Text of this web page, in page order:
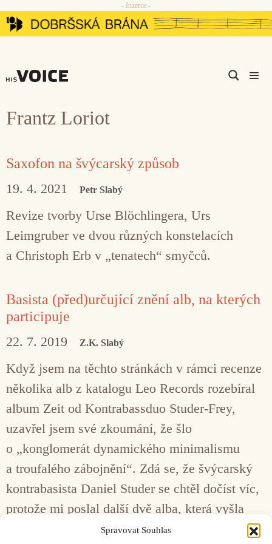
Spravovat Souhlas
Přeskočit
na
- Inzerce -
Frantz Loriot
Saxofon na švýcarský způsob
19. 4. 2021 Petr Slabý
Revize tvorby Urse Blöchlingera, Urs
Leimgruber ve dvou různých konstelacích
a Christoph Erb v „tenatech“ smyčců.
Basista (před)určující znění alb, na kterých
participuje
22. 7. 2019 Z.K. Slabý
Když jsem na těchto stránkách v rámci recenze
několika alb z katalogu Leo Records rozebíral
album Zeit od Kontrabassduo Studer-Frey,
uzavřel jsem své zkoumání, že šlo
o „konglomerát dynamického minimalismu
a troufalého zábojnění“. Zdá se, že švýcarský
kontrabasista Daniel Studer se chtěl dočíst víc,
protože mi poslal další dvě alba, která vyšla
téměř současně na dalších dvou labelech.